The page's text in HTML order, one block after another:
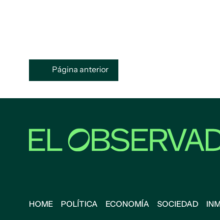
Página anterior
HOME POLÍTICA ECONOMÍA SOCIEDAD